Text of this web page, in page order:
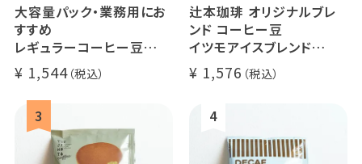
大容量パック・業務用にお
すすめ
レギュラーコーヒー豆
イツモブレンド 500g
1,544
辻本珈琲 オリジナルブレ
ンド コーヒー豆
イツモアイスブレンド
500g
アイスコーヒーにオススメ
業務用 水出
煎りたて 新鮮コーヒー豆
自家焙煎
1,576